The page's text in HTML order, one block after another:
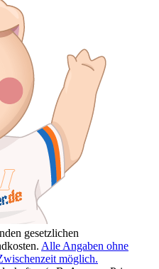
gesetzlichen
Alle Angaben ohne
möglich.